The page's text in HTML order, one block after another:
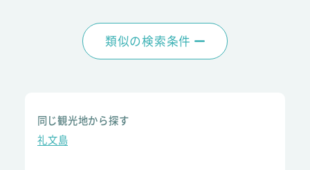
類似の検索条件
同じ観光地から探す
礼文島